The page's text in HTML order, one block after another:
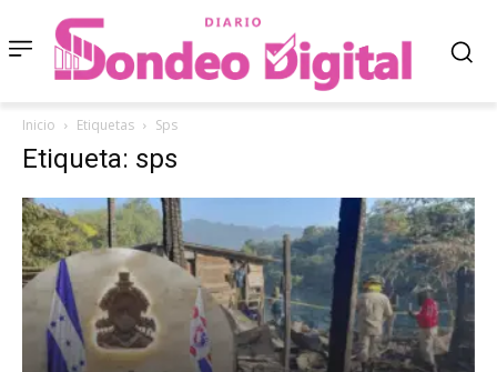
Inicio Etiquetas Sps
Etiqueta: sps